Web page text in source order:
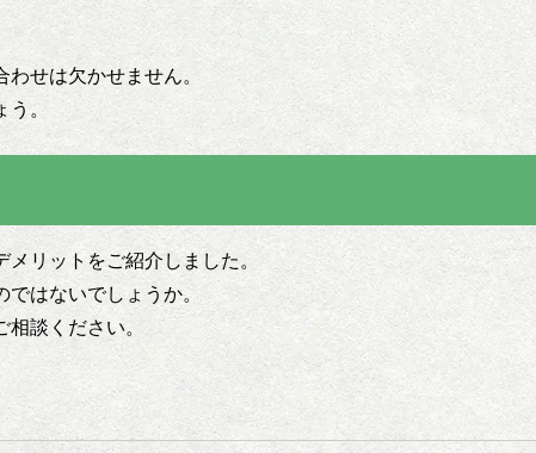
せは欠かせません。
う。
リットをご紹介しました。
はないでしょうか。
談ください。